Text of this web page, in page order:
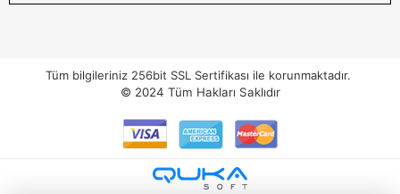
Tüm bilgileriniz 256bit SSL Sertifikası ile korunmaktadır.
© 2024 Tüm Hakları Saklıdır